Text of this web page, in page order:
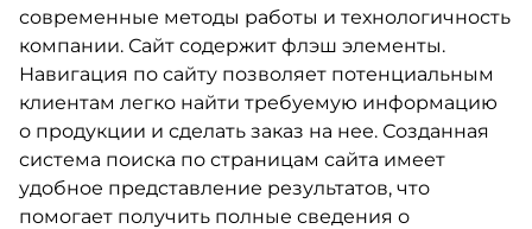
современные методы работы и технологичность
компании. Сайт содержит флэш элементы.
Навигация по сайту позволяет потенциальным
клиентам легко найти требуемую информацию
о продукции и сделать заказ на нее. Созданная
система поиска по страницам сайта имеет
удобное представление результатов, что
помогает получить полные сведения о